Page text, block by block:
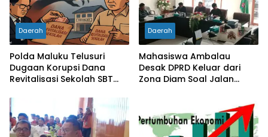
Daerah
Polda Maluku Telusuri
Dugaan Korupsi Dana
Revitalisasi Sekolah SBT
Diperiksa
Daerah
Mahasiswa Ambalau
Desak DPRD Keluar dari
Zona Diam Soal Jalan